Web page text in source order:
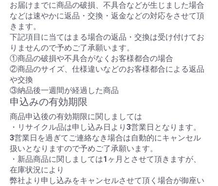
お届けまでに商品の破損、不具合などが生じました場合
などは速やかに返品・交換・返金などの対応をさせて頂
きます。
下記項目に当てはまる場合の返品・交換は受け付けてお
りませんので予めご了承願います。
①商品の破損や不具合がなくお客様都合の場合
②商品のサイズ、仕様違いなどのお客様都合による返品
や交換
③納品後一週間が経過した商品
申込みの有効期限
商品申込後の有効期限に関しましては
・リサイクル品は申し込み日より3営業日となります。
3営業日を過ぎてご連絡なき場合は自動的にキャンセル
扱いとなりますので予めご了承願います。
・新品商品に関しましては1ヶ月とさせて頂きますが、
在庫状況により
弊社より申し込みをキャンセルさせて頂く場合が御座い